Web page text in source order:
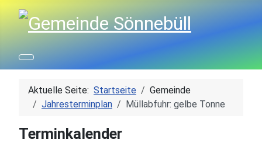
Aktuelle Seite: Startseite
Gemeinde
Jahresterminplan
Müllabfuhr: gelbe Tonne
Terminkalender